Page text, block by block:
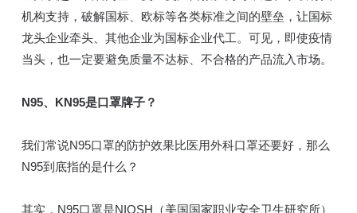
机构支持，破解国标、欧标等各类标准之间的壁垒，让国标
龙头企业牵头、其他企业为国标企业代工。可见，即使疫情
当头，也一定要避免质量不达标、不合格的产品流入市场。
N95、KN95是口罩牌子？
我们常说N95口罩的防护效果比医用外科口罩还要好，那么
N95到底指的是什么？
其实，N95口罩是NIOSH（美国国家职业安全卫生研究所）